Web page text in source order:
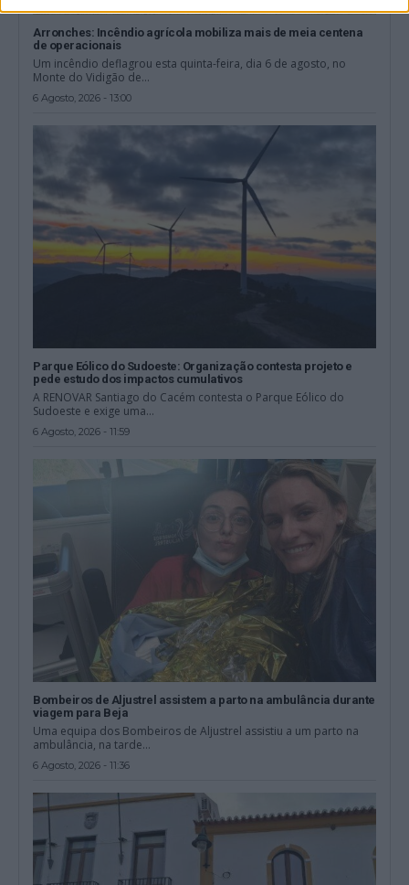
Arronches: Incêndio agrícola mobiliza mais de meia centena
de operacionais
Um incêndio deflagrou esta quinta-feira, dia 6 de agosto, no
Monte do Vidigão de...
6 Agosto, 2026 - 13:00
Parque Eólico do Sudoeste: Organização contesta projeto e
pede estudo dos impactos cumulativos
A RENOVAR Santiago do Cacém contesta o Parque Eólico do
Sudoeste e exige uma...
6 Agosto, 2026 - 11:59
Bombeiros de Aljustrel assistem a parto na ambulância durante
viagem para Beja
Uma equipa dos Bombeiros de Aljustrel assistiu a um parto na
ambulância, na tarde...
6 Agosto, 2026 - 11:36